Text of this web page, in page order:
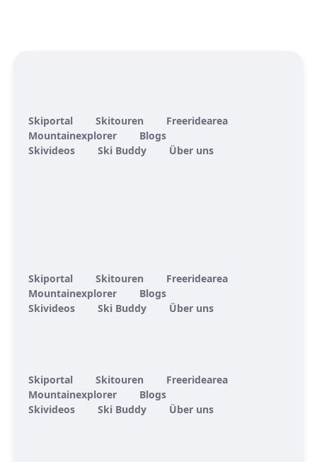
Skiportal Skitouren
Freeridearea
Mountainexplorer
Blogs
Skivideos
Ski Buddy Über uns
Skiportal Skitouren
Freeridearea
Mountainexplorer
Blogs
Skivideos
Ski Buddy Über uns
Skiportal Skitouren
Freeridearea
Mountainexplorer
Blogs
Skivideos
Ski Buddy Über uns